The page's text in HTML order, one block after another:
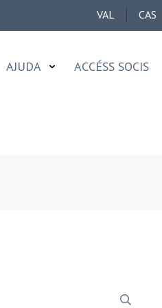
AJUDA ACCÉSS SOCIS
VAL CAS